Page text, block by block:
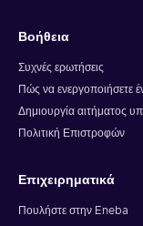
Βοήθεια
Συχνές ερωτήσεις
Πώς να ενεργοποιήσετε
Δημιουργία αιτήματος
Πολιτική Επιστροφών
Επιχειρηματικά
Πουλήστε στην Eneba